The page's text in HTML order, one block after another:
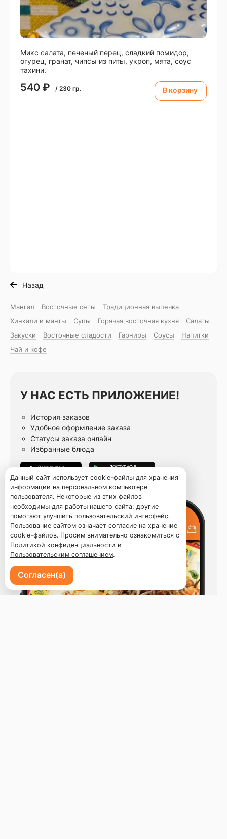
Микс салата, печеный перец, сладкий помидор,
огурец, гранат, чипсы из питы, укроп, мята, соус
тахини.
540 ₽ / 230 гр. В корзину
Назад
Мангал Восточные сеты
Традиционная выпечка
Хинкали и манты
Супы Горячая восточная куxня
Салаты
Закуски
Восточные сладости Гарниры Соусы
Напитки
Чай и кофе
У НАС ЕСТЬ ПРИЛОЖЕНИЕ!
История заказов
Удобное оформление заказа
Статусы заказа онлайн
Избранные блюда
Данный сайт использует cookie-файлы для хранения
информации на персональном компьютере
пользователя. Некоторые из этих файлов
необходимы для работы нашего сайта; другие
помогают улучшить пользовательский интерфейс.
Пользование сайтом означает согласие на хранение
cookie-файлов. Просим внимательно ознакомиться с
Политикой конфиденциальности и
Пользовательским соглашением.
Согласен(а)